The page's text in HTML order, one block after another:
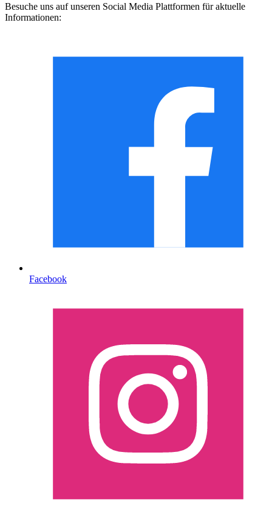
Besuche uns auf unseren Social Media Plattformen für aktuelle
Informationen:
Facebook